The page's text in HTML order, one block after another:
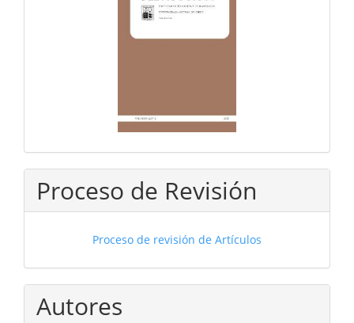
Proceso de Revisión
Proceso de revisión de Artículos
Autores